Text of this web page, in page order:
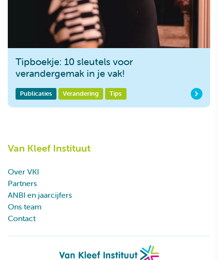
Tipboekje: 10 sleutels voor
verandergemak in je vak!
Publicaties Verandering Tips
Van Kleef Instituut
Over VKI
Partners
ANBI en jaarcijfers
Ons team
Contact